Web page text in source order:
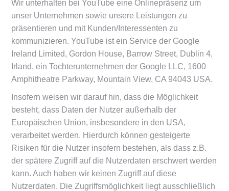
Wir unterhalten bei YouTube eine Onlinepräsenz um
unser Unternehmen sowie unsere Leistungen zu
präsentieren und mit Kunden/Interessenten zu
kommunizieren. YouTube ist ein Service der Google
Ireland Limited, Gordon House, Barrow Street, Dublin 4,
Irland, ein Tochterunternehmen der Google LLC, 1600
Amphitheatre Parkway, Mountain View, CA 94043 USA.
Insofern weisen wir darauf hin, dass die Möglichkeit
besteht, dass Daten der Nutzer außerhalb der
Europäischen Union, insbesondere in den USA,
verarbeitet werden. Hierdurch können gesteigerte
Risiken für die Nutzer insofern bestehen, als dass z.B.
der spätere Zugriff auf die Nutzerdaten erschwert werden
kann. Auch haben wir keinen Zugriff auf diese
Nutzerdaten. Die Zugriffsmöglichkeit liegt ausschließlich